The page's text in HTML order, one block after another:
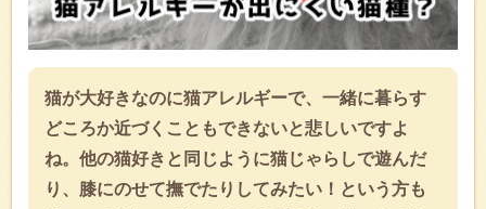
猫が大好きなのに猫アレルギーで、一緒に暮らす
どころか近づくこともできないと悲しいですよ
ね。他の猫好きと同じように猫じゃらしで遊んだ
り、膝にのせて撫でたりしてみたい！という方も